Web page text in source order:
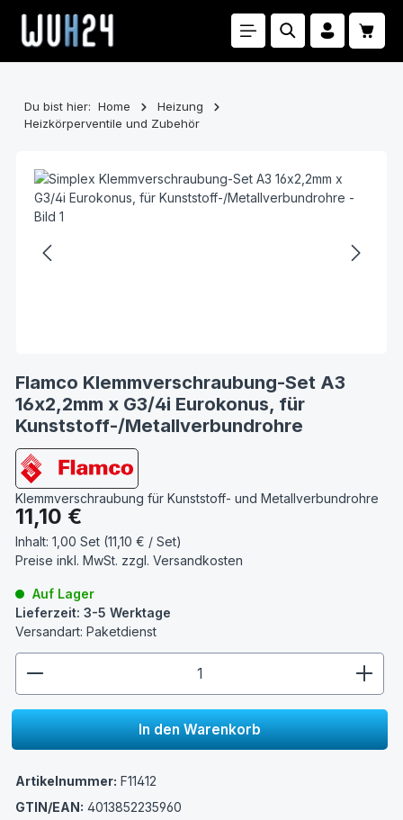
Zum Hauptinhalt springen
Du bist hier: Home
Heizung
Heizkörperventile und Zubehör
Flamco Klemmverschraubung-Set A3
16x2,2mm x G3/4i Eurokonus, für
Kunststoff-/Metallverbundrohre
Klemmverschraubung für Kunststoff- und Metallverbundrohre
Regulärer Preis:
11,10 €
Inhalt: 1,00 Set (11,10 € / Set)
Preise inkl. MwSt. zzgl. Versandkosten
Auf Lager
Lieferzeit: 3-5 Werktage
Versandart: Paketdienst
In den Warenkorb
Artikelnummer: F11412
GTIN/EAN: 4013852235960